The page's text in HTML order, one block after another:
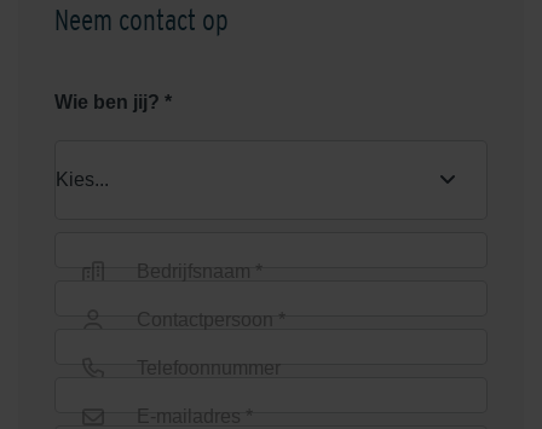
Neem contact op
Wie ben jij? *
Bedrijfsnaam *
Contactpersoon *
Telefoonnummer
E-mailadres *